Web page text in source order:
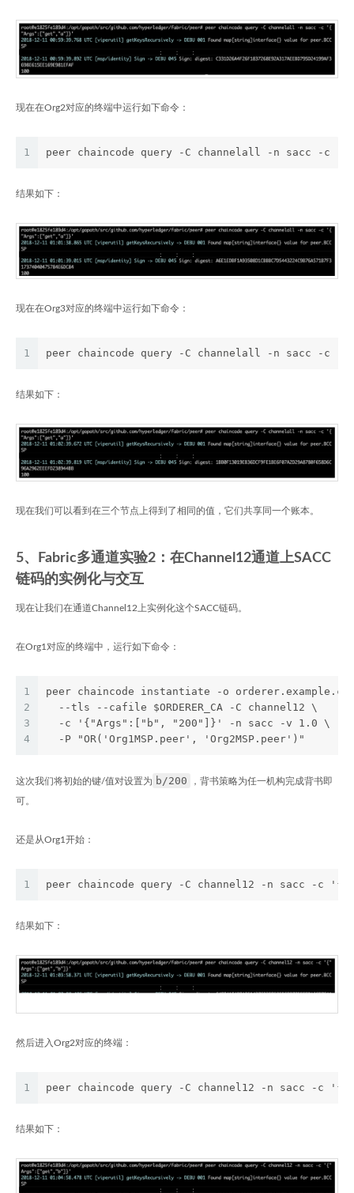
现在在Org2对应的终端中运行如下命令：
1 peer chaincode query -C channelall -n sacc -c
结果如下：
现在在Org3对应的终端中运行如下命令：
1 peer chaincode query -C channelall -n sacc -c
结果如下：
现在我们可以看到在三个节点上得到了相同的值，它们共享同一个账本。
5、Fabric多通道实验2：在Channel12通道上SACC
链码的实例化与交互
现在让我们在通道Channel12上实例化这个SACC链码。
在Org1对应的终端中，运行如下命令：
1
2
3
4
peer chaincode instantiate -o
  --tls --cafile $ORDERER_CA -C channel12 \
  -c '{"Args":["b", "200"]}' -n sacc -v 1.0 \
  -P "OR('Org1MSP.peer', 'Org2MSP.peer')"
这次我们将初始的键/值对设置为 b/200 ，背书策略为任一机构完成背书即
可。
还是从Org1开始：
1 peer chaincode query -C channel12 -n sacc -c
结果如下：
然后进入Org2对应的终端：
1 peer chaincode query -C channel12 -n sacc -c
结果如下：